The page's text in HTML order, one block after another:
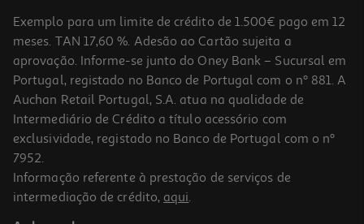
Caixa Para Arrumação Actuel Com Tampa E Rodas 35l
Exemplo para um limite de crédito de 1.500€ pago em 12
meses. TAN 17,60 %. Adesão ao Cartão sujeita a
aprovação. Informe-se junto do Oney Bank – Sucursal em
Portugal, registado no Banco de Portugal com o nº 881. A
Auchan Retail Portugal, S.A. atua na qualidade de
Intermediário de Crédito a título acessório com
exclusividade, registado no Banco de Portugal com o nº
7952.
Informação referente à prestação de serviços de
intermediação de crédito, aqui.